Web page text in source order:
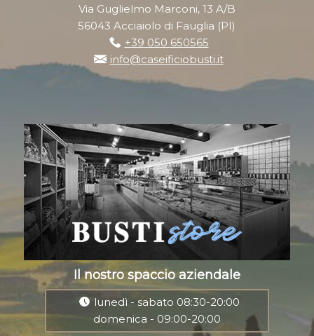
Via Guglielmo Marconi, 13 A/B
56043 Acciaiolo di Fauglia (PI)
+39 050 650565
info@caseificiobusti.it
Il nostro spaccio aziendale
lunedì - sabato 08:30-20:00
domenica - 09:00-20:00